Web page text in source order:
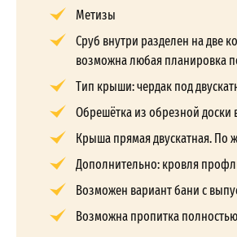
Метизы
Сруб внутри разделен на две
возможна любая планировка
Тип крыши: чердак под
Обрешётка из обрезной доски
Крыша прямая двускатная. По
Дополнительно: кровля
Возможен вариант бани с
Возможна пропитка